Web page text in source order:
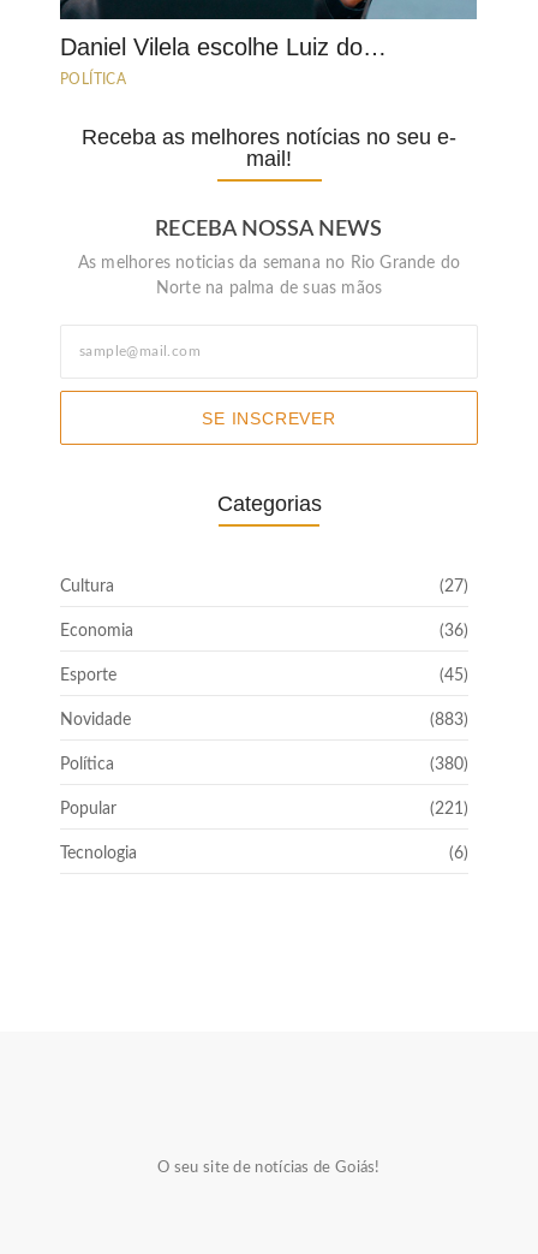
Daniel Vilela escolhe Luiz do…
POLÍTICA
Receba as melhores notícias no seu e-
mail!
RECEBA NOSSA NEWS
As melhores noticias da semana no Rio Grande do
Norte na palma de suas mãos
SE INSCREVER
Categorias
Cultura (27)
Economia (36)
Esporte (45)
Novidade (883)
Política (380)
Popular (221)
Tecnologia (6)
O seu site de notícias de Goiás!